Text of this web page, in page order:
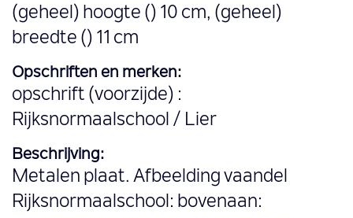
(geheel) hoogte () 10 cm, (geheel)
breedte () 11 cm
Opschriften en merken:
opschrift (voorzijde) :
Rijksnormaalschool / Lier
Beschrijving:
Metalen plaat. Afbeelding vaandel
Rijksnormaalschool: bovenaan: